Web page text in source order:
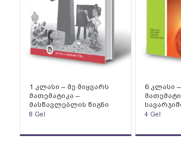
1 კლასი – მე მიყვარს
მათემატიკა –
მასწავლებლის წიგნი
8 Gel
6 კლასი
4 Gel